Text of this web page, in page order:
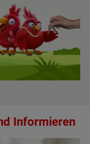
Informieren